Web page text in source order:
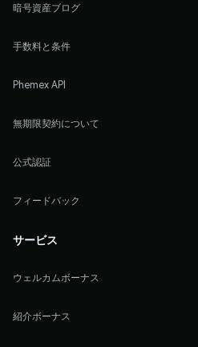
暗号資産ブログ
手数料と条件
Phemex API
無期限契約について
公式認証
フィードバック
サービス
ウェルカムボーナス
紹介ボーナス